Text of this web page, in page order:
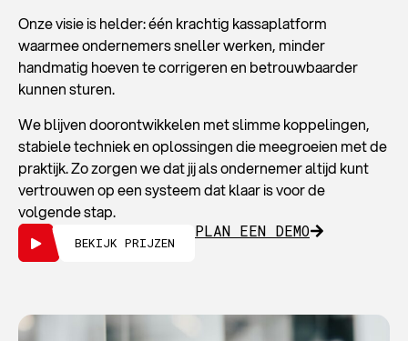
Onze visie is helder: één krachtig kassaplatform
waarmee ondernemers sneller werken, minder
handmatig hoeven te corrigeren en betrouwbaarder
kunnen sturen.
We blijven doorontwikkelen met slimme koppelingen,
stabiele techniek en oplossingen die meegroeien met de
praktijk. Zo zorgen we dat jij als ondernemer altijd kunt
vertrouwen op een systeem dat klaar is voor de
volgende stap.
BEKIJK PRIJZEN
PLAN EEN DEMO